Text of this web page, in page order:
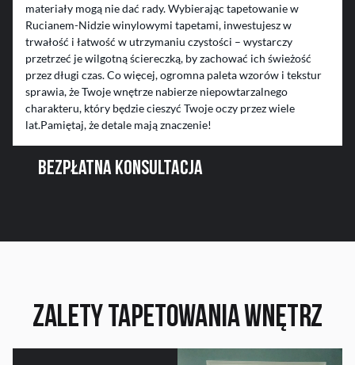
materiały mogą nie dać rady. Wybierając tapetowanie w
Rucianem-Nidzie winylowymi tapetami, inwestujesz w
trwałość i łatwość w utrzymaniu czystości – wystarczy
przetrzeć je wilgotną ściereczką, by zachować ich świeżość
przez długi czas. Co więcej, ogromna paleta wzorów i tekstur
sprawia, że Twoje wnętrze nabierze niepowtarzalnego
charakteru, który będzie cieszyć Twoje oczy przez wiele
lat.Pamiętaj, że detale mają znaczenie!
BEZPŁATNA KONSULTACJA
Zaletytapetowania wnętrz